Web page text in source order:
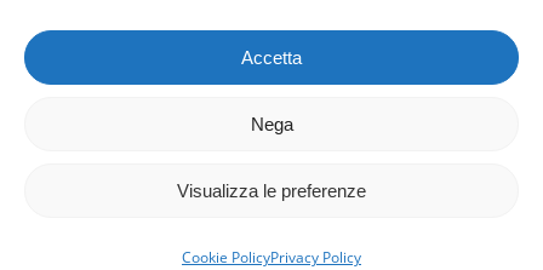
Accetta
Nega
Visualizza le preferenze
Cookie PolicyPrivacy Policy